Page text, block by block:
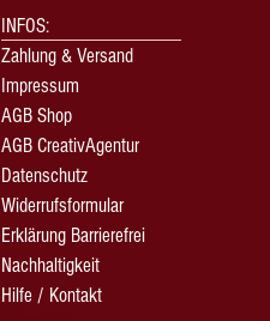
INFOS:
Zahlung & Versand
Impressum
AGB Shop
AGB CreativAgentur
Datenschutz
Widerrufsformular
Erklärung Barrierefrei
Nachhaltigkeit
Hilfe / Kontakt